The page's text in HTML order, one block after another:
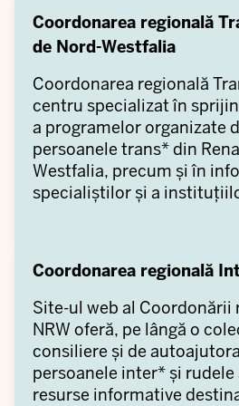
Coordonarea regională
de Nord-Westfalia
Coordonarea regională
centru specializat în
a programelor organizate
persoanele trans* din
Westfalia, precum și în
specialiștilor și a
Coordonarea regională
Site-ul web al Coordonării
NRW oferă, pe lângă o
consiliere și de
persoanele inter* și rudele
resurse informative